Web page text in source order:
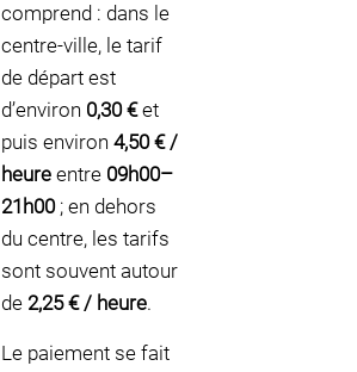
comprend : dans le
centre-ville, le tarif
de départ est
d’environ 0,30 €et
puis environ 4,50 € /
heure entre 09h00–
21h00; en dehors
du centre, les tarifs
sont souvent autour
de 2,25 € / heure.
Le paiement se fait